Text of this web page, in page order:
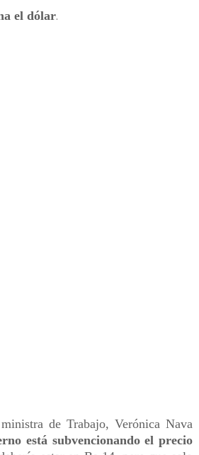
el dólar.
de Trabajo, Verónica Nava
está subvencionando el precio